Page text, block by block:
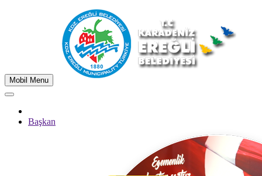
Mobil Menu
Başkan